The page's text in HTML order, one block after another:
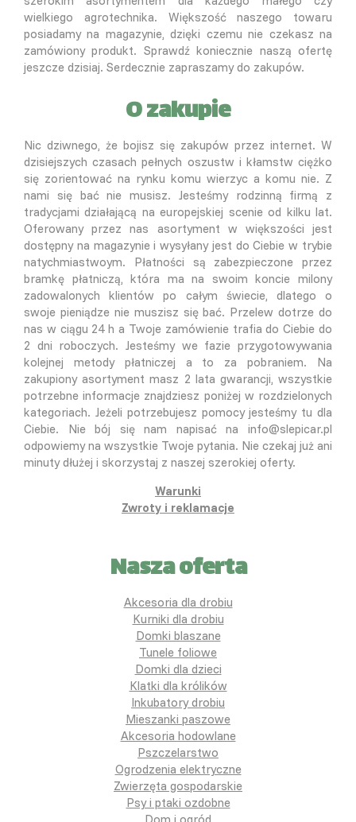
wielkiego agrotechnika. Większość naszego towaru
posiadamy na magazynie, dzięki czemu nie czekasz na
zamówiony produkt. Sprawdź koniecznie naszą ofertę
jeszcze dzisiaj. Serdecznie zapraszamy do zakupów.
O zakupie
Nic dziwnego, że bojisz się zakupów przez internet. W
dzisiejszych czasach pełnych oszustw i kłamstw ciężko
się zorientować na rynku komu wierzyc a komu nie. Z
nami się bać nie musisz. Jesteśmy rodzinną firmą z
tradycjami działającą na europejskiej scenie od kilku lat.
Oferowany przez nas asortyment w większości jest
dostępny na magazynie i wysyłany jest do Ciebie w trybie
natychmiastwoym. Płatności są zabezpieczone przez
bramkę płatniczą, która ma na swoim koncie milony
zadowalonych klientów po całym świecie, dlatego o
swoje pieniądze nie muszisz się bać. Przelew dotrze do
nas w ciągu 24 h a Twoje zamówienie trafia do Ciebie do
2 dni roboczych. Jesteśmy we fazie przygotowywania
kolejnej metody płatniczej a to za pobraniem. Na
zakupiony asortyment masz 2 lata gwarancji, wszystkie
potrzebne informacje znajdziesz poniżej w rozdzielonych
kategoriach. Jeżeli potrzebujesz pomocy jesteśmy tu dla
Ciebie. Nie bój się nam napisać na info@slepicar.pl
odpowiemy na wszystkie Twoje pytania. Nie czekaj już ani
minuty dłużej i skorzystaj z naszej szerokiej oferty.
Warunki
Zwroty i reklamacje
Nasza oferta
Akcesoria dla drobiu
Kurniki dla drobiu
Domki blaszane
Tunele foliowe
Domki dla dzieci
Klatki dla królików
Inkubatory drobiu
Mieszanki paszowe
Akcesoria hodowlane
Pszczelarstwo
Ogrodzenia elektryczne
Zwierzęta gospodarskie
Psy i ptaki ozdobne